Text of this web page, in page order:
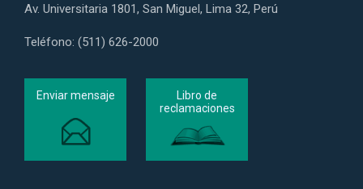
Av. Universitaria 1801, San Miguel, Lima 32, Perú
Teléfono: (511) 626-2000
Enviar mensaje
Libro de
reclamaciones